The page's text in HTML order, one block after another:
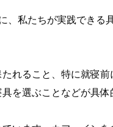
、私たちが実践できる
れること、特に就寝
を選ぶことなどが具体